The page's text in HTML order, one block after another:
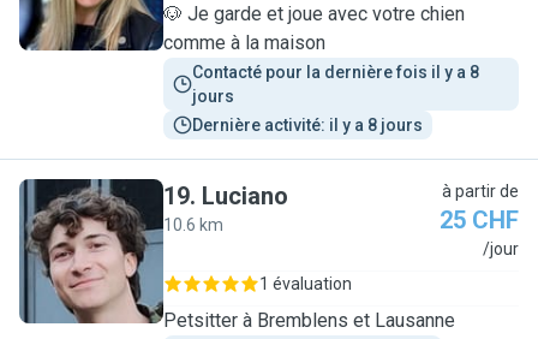
🐶 Je garde et joue avec votre chien
comme à la maison
Contacté pour la dernière fois il y a 8
jours
Dernière activité: il y a 8 jours
L
19. Luciano
10.6 km
à partir de
25 CHF
/jour
1 évaluation
Petsitter à Bremblens et Lausanne